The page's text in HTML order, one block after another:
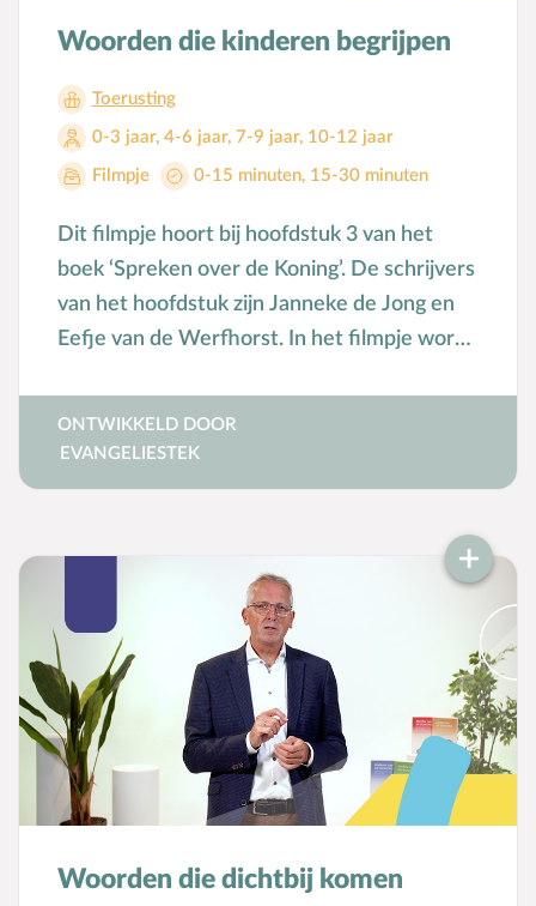
Bijbelteksten memoriseren
Bijbelverhalen
Christen zijn
Dankdag
Duurzaamheid
Echtscheiding
Evangeliseren
F
Films en games
Gebedsvormen
Grootouders
H
Hemelvaartsdag
Hervormingsdag
Huwelijk
Internet
Kerkactiviteiten
Kerst
Woorden die kinderen begrijpen
Toerusting
0-3 jaar, 4-6 jaar, 7-9 jaar, 10-12 jaar
Filmpje 0-15 minuten, 15-30 minuten
Dit filmpje hoort bij hoofdstuk 3 van het
boek ‘Spreken over de Koning’. De schrijvers
van het hoofdstuk zijn Janneke de Jong en
Eefje van de Werfhorst. In het filmpje wordt
ONTWIKKELD DOOR
EVANGELIESTEK
Woorden die dichtbij komen